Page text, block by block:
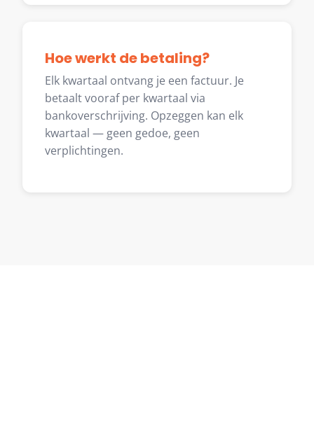
Hoe werkt de betaling?
Elk kwartaal ontvang je een factuur. Je
betaalt vooraf per kwartaal via
bankoverschrijving. Opzeggen kan elk
kwartaal — geen gedoe, geen
verplichtingen.